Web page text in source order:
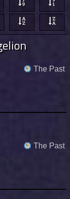
The Past
The Past